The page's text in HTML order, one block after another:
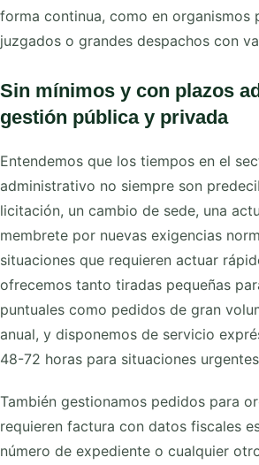
forma continua, como en organismos
juzgados o grandes despachos con
Sin mínimos y con plazos
gestión pública y privada
Entendemos que los tiempos en el
administrativo no siempre son
licitación, un cambio de sede, una
membrete por nuevas exigencias
situaciones que requieren actuar
ofrecemos tanto tiradas pequeñas
puntuales como pedidos de gran
anual, y disponemos de servicio
48-72 horas para situaciones
También gestionamos pedidos para
requieren factura con datos fiscales
número de expediente o cualquier